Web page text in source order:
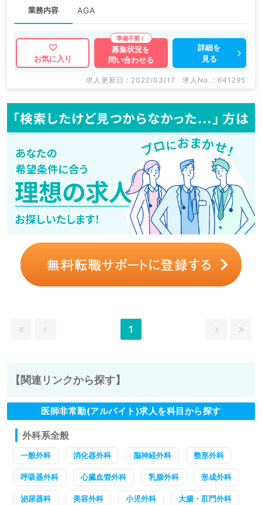
業務内容 AGA
お気に入り
募集状況を
問い合わせる
詳細を
見る
求人更新日 : 2022/03/17 求人No. : 641295
1
【関連リンクから探す】
医師非常勤(アルバイト)求人を科目から探す
外科系全般
一般外科 消化器外科 脳神経外科 整形外科
呼吸器外科 心臓血管外科 乳腺外科 形成外科
泌尿器科 美容外科 小児外科 大腸・肛門外科